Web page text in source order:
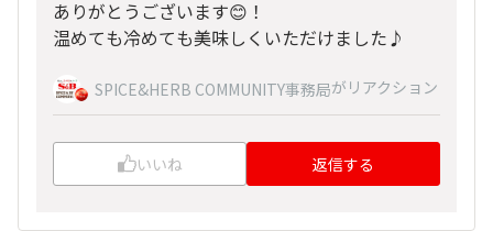
ありがとうございます😊！
温めても冷めても美味しくいただけました♪
SPICE&HERB COMMUNITY事務局がリアクション
いいね 返信する